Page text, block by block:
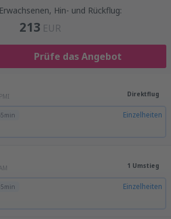
Hin- und Rückflug:
213 EUR
Prüfe das Angebot
Direktflug
Einzelheiten
1 Umstieg
Einzelheiten